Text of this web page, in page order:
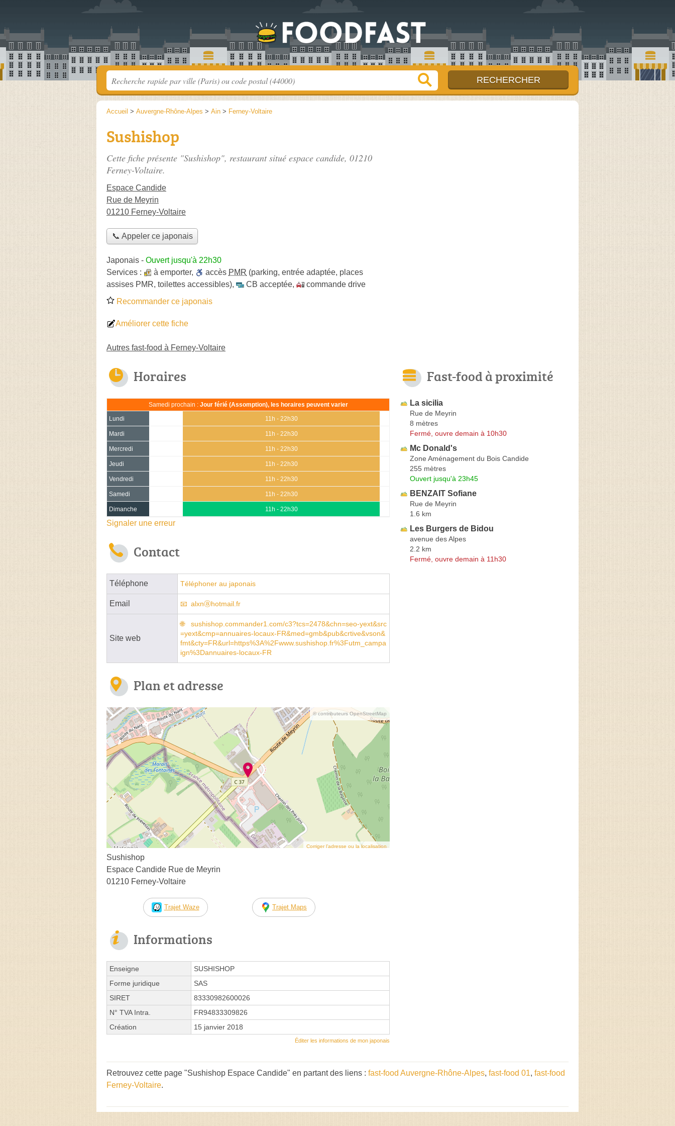
Accueil > Auvergne-Rhône-Alpes > Ain > Ferney-Voltaire
Sushishop
Cette fiche présente "Sushishop", restaurant situé espace candide, 01210
Ferney-Voltaire.
Espace Candide
Rue de Meyrin
01210 Ferney-Voltaire
📞 Appeler ce japonais
Japonais - Ouvert jusqu'à 22h30
Services :
à emporter, accès PMR (parking, entrée adaptée, places
assises PMR, toilettes accessibles), CB acceptée,
commande drive
Recommander ce japonais
Améliorer cette fiche
Autres fast-food à Ferney-Voltaire
Horaires
Samedi prochain : Jour férié (Assomption), les horaires peuvent varier
Lundi 11h - 22h30
Mardi 11h - 22h30
Mercredi 11h - 22h30
Jeudi 11h - 22h30
Vendredi 11h - 22h30
Samedi 11h - 22h30
Dimanche 11h - 22h30
Signaler une erreur
Contact
Téléphone Téléphoner au japonais
Email alxnⓐhotmail.fr
Site web
sushishop.commander1.com/c3?tcs=2478&chn=seo-yext&src
=yext&cmp=annuaires-locaux-FR&med=gmb&pub&crtive&vson&
fmt&cty=FR&url=https%3A%2Fwww.sushishop.fr%3Futm_campa
ign%3Dannuaires-locaux-FR
Plan et adresse
© contributeurs OpenStreetMap
Corriger l’adresse ou la localisation
Sushishop
Espace Candide Rue de Meyrin
01210 Ferney-Voltaire
Trajet Waze Trajet Maps
Informations
Enseigne
SUSHISHOP
Forme juridique
SAS
SIRET
83330982600026
N° TVA Intra.
FR94833309826
Création
15 janvier 2018
Éditer les informations de mon japonais
Fast-food à proximité
La sicilia
Rue de Meyrin
8 mètres
Fermé, ouvre demain à 10h30
Mc Donald's
Zone Aménagement du Bois Candide
255 mètres
Ouvert jusqu'à 23h45
BENZAIT Sofiane
Rue de Meyrin
1.6 km
Les Burgers de Bidou
avenue des Alpes
2.2 km
Fermé, ouvre demain à 11h30
Retrouvez cette page "Sushishop Espace Candide" en partant des liens : fast-food Auvergne-Rhône-Alpes, fast-food 01, fast-food
Ferney-Voltaire.